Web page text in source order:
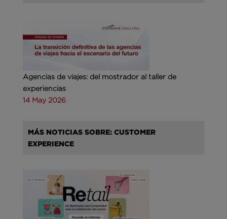
Agencias de viajes: del mostrador al taller de
experiencias
14 May 2026
MÁS NOTICIAS SOBRE: CUSTOMER
EXPERIENCE